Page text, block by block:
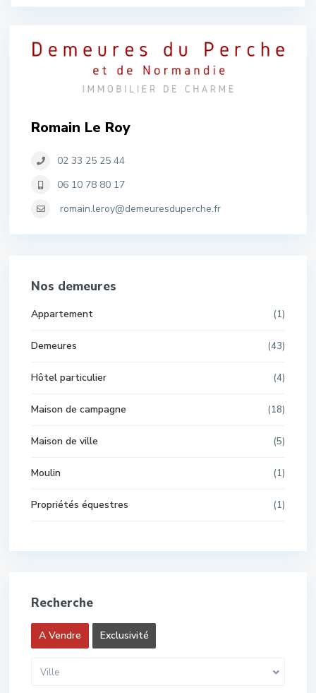
Romain Le Roy
02 33 25 25 44
06 10 78 80 17
romain.leroy@demeuresduperche.fr
Nos demeures
Appartement (1)
Demeures (43)
Hôtel particulier (4)
Maison de campagne (18)
Maison de ville (5)
Moulin (1)
Propriétés équestres (1)
Recherche
A Vendre Exclusivité
Ville